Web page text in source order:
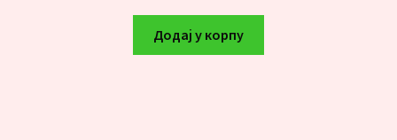
Додај у корпу